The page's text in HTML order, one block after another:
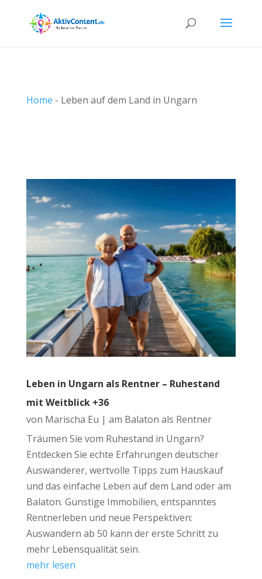
Home - Leben auf dem Land in Ungarn
Leben in Ungarn als Rentner – Ruhestand
mit Weitblick +36
von Marischa Eu | am Balaton als Rentner
Träumen Sie vom Ruhestand in Ungarn?
Entdecken Sie echte Erfahrungen deutscher
Auswanderer, wertvolle Tipps zum Hauskauf
und das einfache Leben auf dem Land oder am
Balaton. Günstige Immobilien, entspanntes
Rentnerleben und neue Perspektiven:
Auswandern ab 50 kann der erste Schritt zu
mehr Lebensqualität sein.
mehr lesen